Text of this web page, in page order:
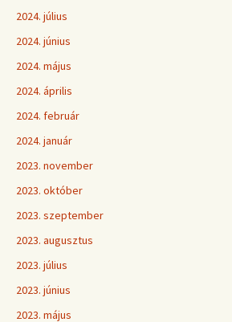
2024. július
2024. június
2024. május
2024. április
2024. február
2024. január
2023. november
2023. október
2023. szeptember
2023. augusztus
2023. július
2023. június
2023. május